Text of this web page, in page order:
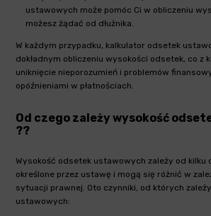
ustawowych może pomóc Ci w obliczeniu
możesz żądać od dłużnika.
W każdym przypadku, kalkulator odsetek
dokładnym obliczeniu wysokości odsetek, co z
uniknięcie nieporozumień i problemów
opóźnieniami w płatnościach.
Od czego zależy wysokość
??
Wysokość odsetek ustawowych zależy od kilku
określone przez ustawę i mogą się różnić w
sytuacji prawnej. Oto czynniki, od których
ustawowych: